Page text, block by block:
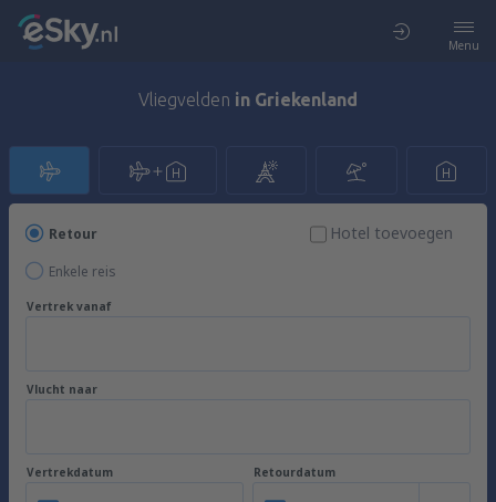
Menu
Vliegvelden in Griekenland
Retour
Enkele reis
Hotel toevoegen
Vertrek vanaf
Vlucht naar
Vertrekdatum Retourdatum